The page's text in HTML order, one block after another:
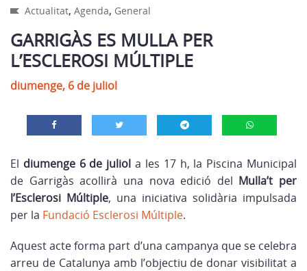
Actualitat, Agenda, General
GARRIGÀS ES MULLA PER
L’ESCLEROSI MÚLTIPLE
diumenge, 6 de juliol
El diumenge 6 de juliola les 17 h, la Piscina Municipal
de Garrigàs acollirà una nova edició del Mulla’t per
l’Esclerosi Múltiple, una iniciativa solidària impulsada
per la Fundació Esclerosi Múltiple.
Aquest acte forma part d’una campanya que se celebra
arreu de Catalunya amb l’objectiu de donar visibilitat a